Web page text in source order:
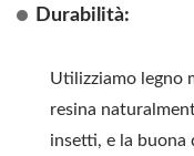
Durabilità:
Utilizziamo legno
resina
insetti, e la buona